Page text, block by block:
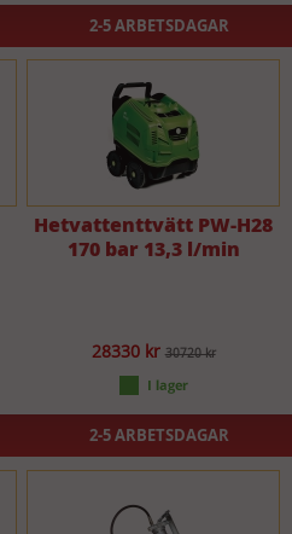
2-5 ARBETSDAGAR
Hetvattenttvätt PW-H28
170 bar 13,3 l/min
28330 kr 30720 kr
2-5 ARBETSDAGAR